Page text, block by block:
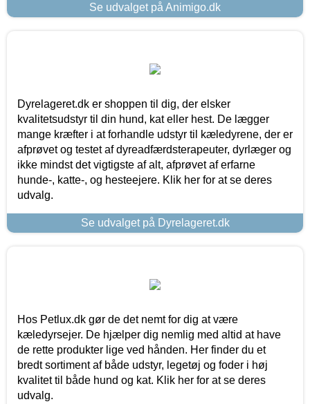
Se udvalget på Animigo.dk
Dyrelageret.dk er shoppen til dig, der elsker
kvalitetsudstyr til din hund, kat eller hest. De lægger
mange kræfter i at forhandle udstyr til kæledyrene, der er
afprøvet og testet af dyreadfærdsterapeuter, dyrlæger og
ikke mindst det vigtigste af alt, afprøvet af erfarne
hunde-, katte-, og hesteejere. Klik her for at se deres
udvalg.
Se udvalget på Dyrelageret.dk
Hos Petlux.dk gør de det nemt for dig at være
kæledyrsejer. De hjælper dig nemlig med altid at have
de rette produkter lige ved hånden. Her finder du et
bredt sortiment af både udstyr, legetøj og foder i høj
kvalitet til både hund og kat. Klik her for at se deres
udvalg.